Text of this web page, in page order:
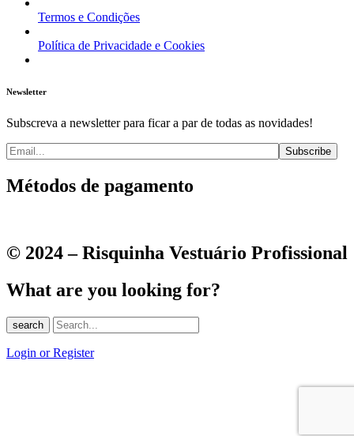
Termos e Condições
Política de Privacidade e Cookies
Newsletter
Subscreva a newsletter para ficar a par de todas as novidades!
Métodos de pagamento
© 2024 – Risquinha Vestuário Profissional
What are you looking for?
search
Login or Register